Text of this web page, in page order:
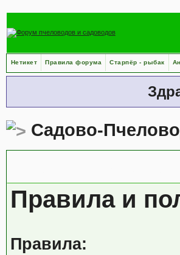
Нетикет Правила форума Старпёр - рыбак
Садово-
Правила и
Правила: